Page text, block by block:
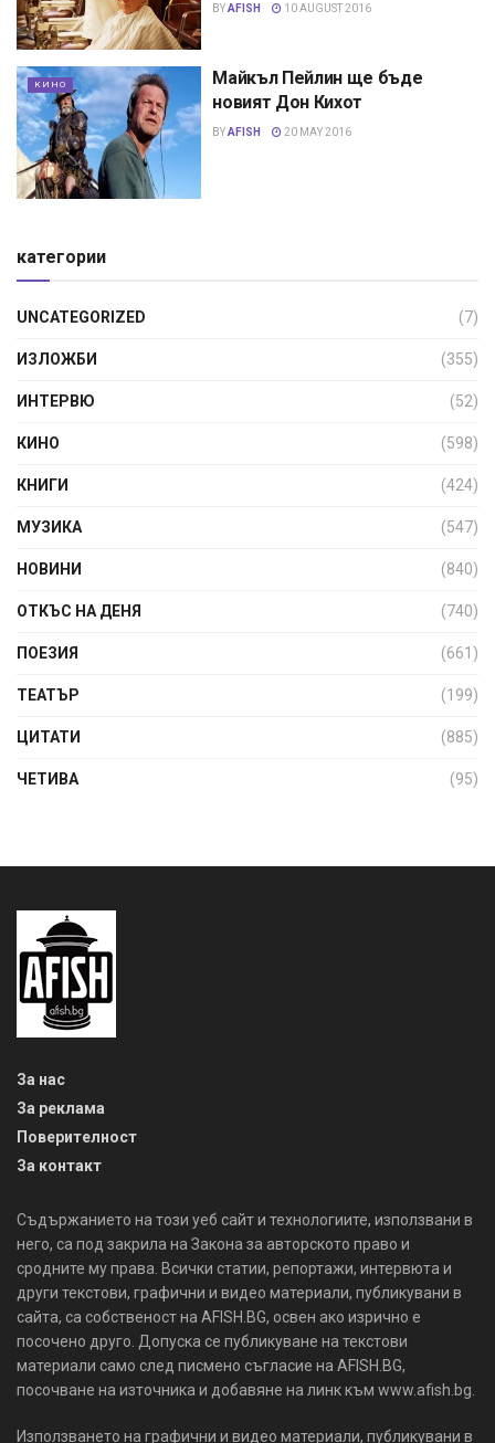
BYAFISH 10 AUGUST 2016
КИНО
Майкъл Пейлин ще бъде
новият Дон Кихот
BYAFISH 20 MAY 2016
категории
UNCATEGORIZED (7)
ИЗЛОЖБИ (355)
ИНТЕРВЮ (52)
КИНО (598)
КНИГИ (424)
МУЗИКА (547)
НОВИНИ (840)
ОТКЪС НА ДЕНЯ (740)
ПОЕЗИЯ (661)
ТЕАТЪР (199)
ЦИТАТИ (885)
ЧЕТИВА (95)
За нас
За реклама
Поверителност
За контакт
Съдържанието на този уеб сайт и технологиите, използвани в
него, са под закрила на Закона за авторското право и
сродните му права. Всички статии, репортажи, интервюта и
други текстови, графични и видео материали, публикувани в
сайта, са собственост на AFISH.BG, освен ако изрично е
посочено друго. Допуска се публикуване на текстови
материали само след писмено съгласие на AFISH.BG,
посочване на източника и добавяне на линк към www.afish.bg.
Използването на графични и видео материали, публикувани в